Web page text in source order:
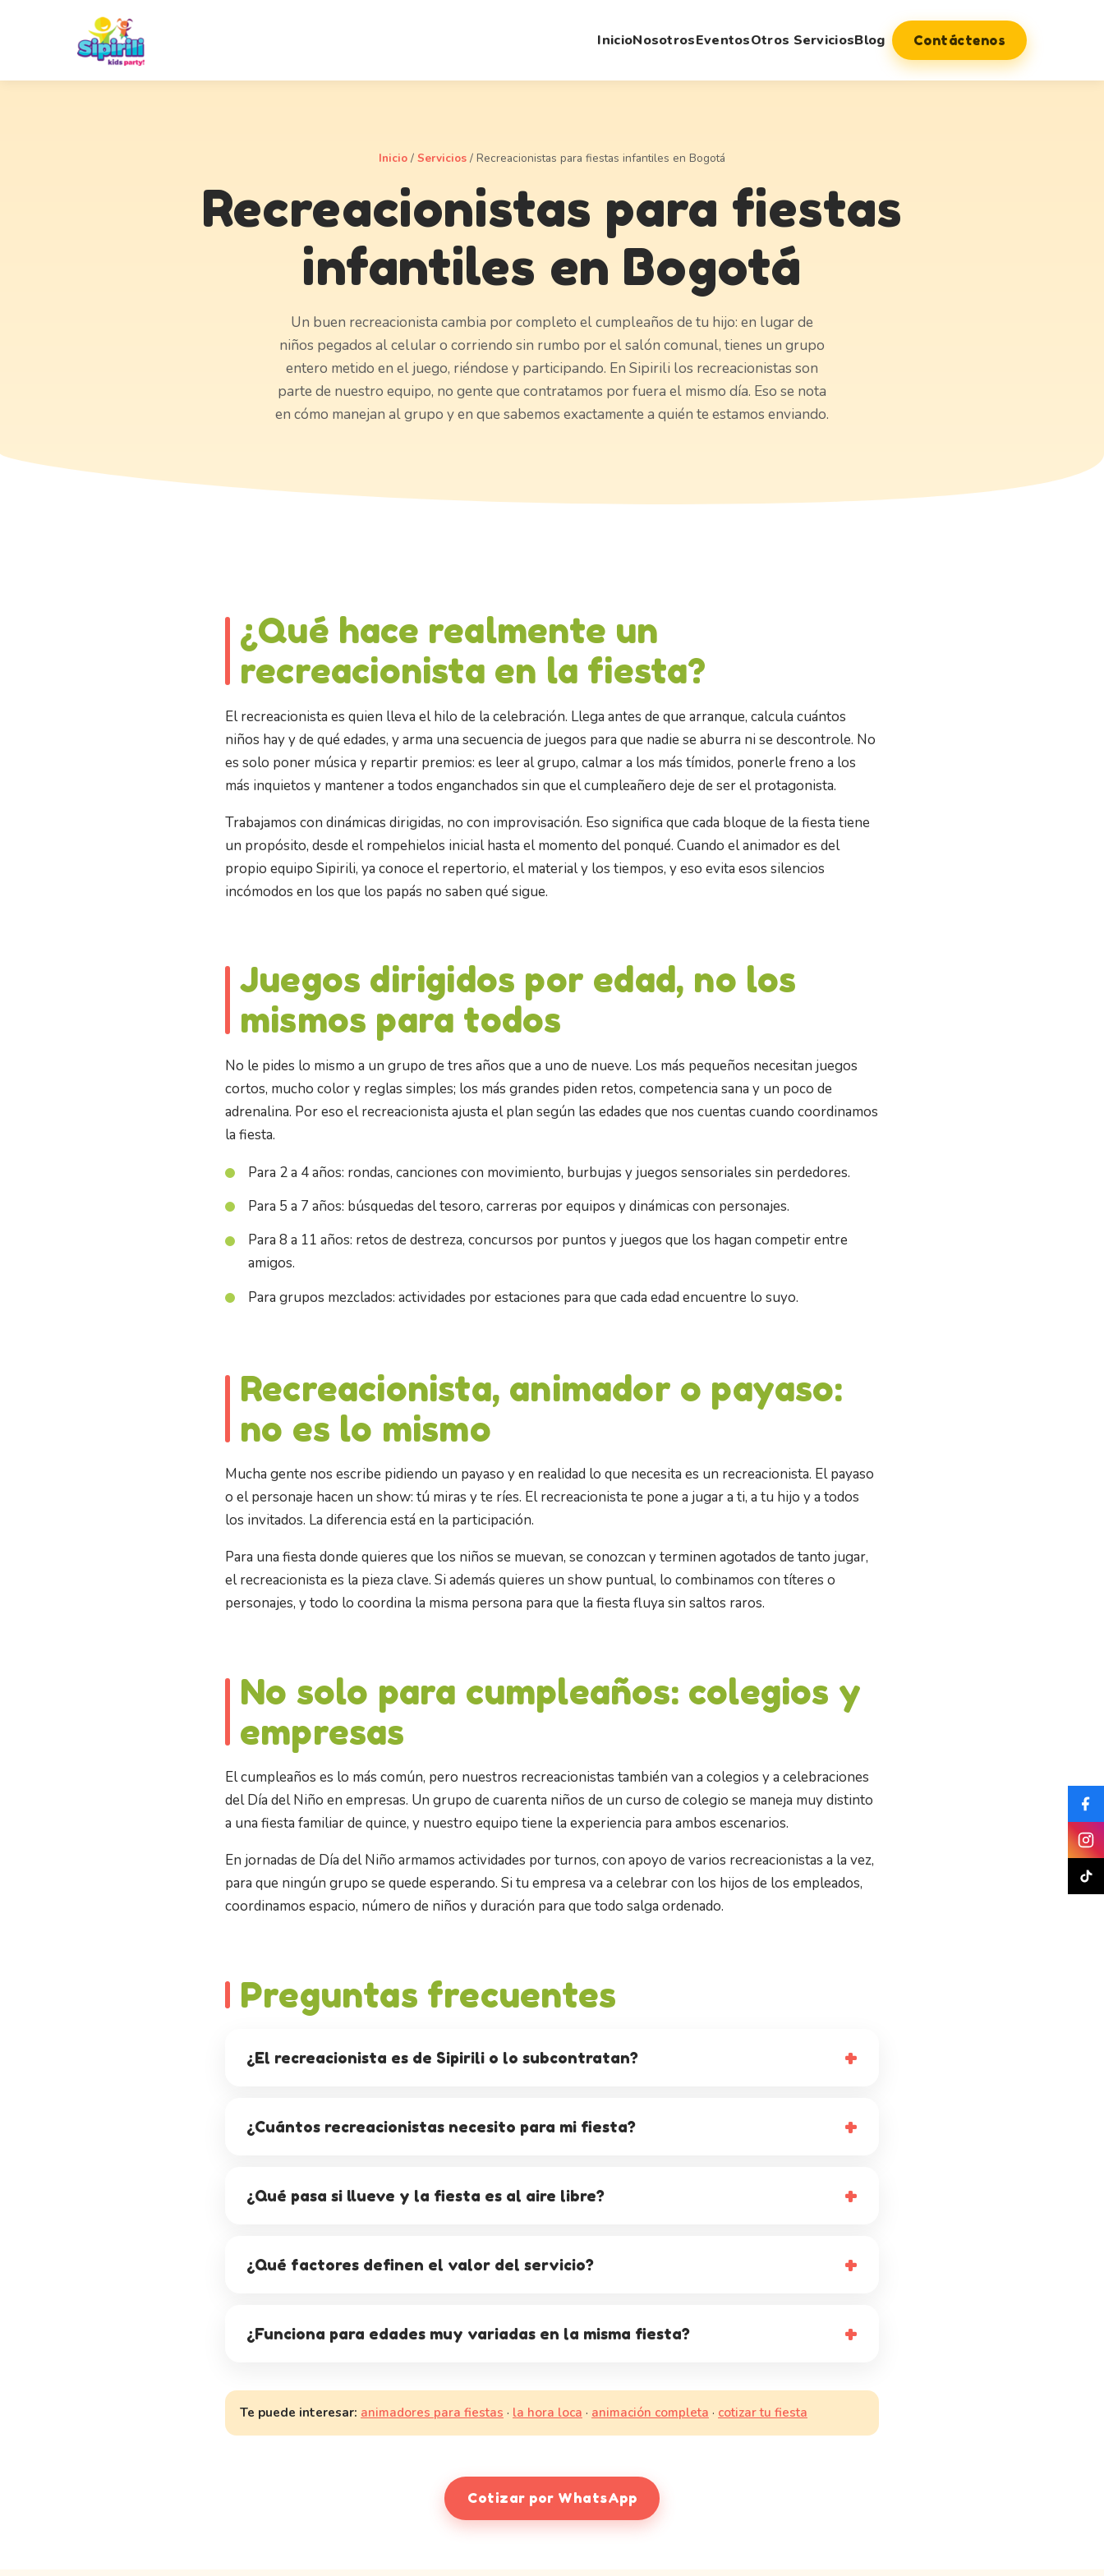
InicioNosotrosEventosOtros ServiciosBlog Contáctenos
Inicio / Servicios / Recreacionistas para fiestas infantiles en Bogotá
Recreacionistas para fiestas
infantiles en Bogotá
Un buen recreacionista cambia por completo el cumpleaños de tu hijo: en lugar de
niños pegados al celular o corriendo sin rumbo por el salón comunal, tienes un grupo
entero metido en el juego, riéndose y participando. En Sipirili los recreacionistas son
parte de nuestro equipo, no gente que contratamos por fuera el mismo día. Eso se nota
en cómo manejan al grupo y en que sabemos exactamente a quién te estamos enviando.
¿Qué hace realmente un
recreacionista en la fiesta?
El recreacionista es quien lleva el hilo de la celebración. Llega antes de que arranque, calcula cuántos
niños hay y de qué edades, y arma una secuencia de juegos para que nadie se aburra ni se descontrole. No
es solo poner música y repartir premios: es leer al grupo, calmar a los más tímidos, ponerle freno a los
más inquietos y mantener a todos enganchados sin que el cumpleañero deje de ser el protagonista.
Trabajamos con dinámicas dirigidas, no con improvisación. Eso significa que cada bloque de la fiesta tiene
un propósito, desde el rompehielos inicial hasta el momento del ponqué. Cuando el animador es del
propio equipo Sipirili, ya conoce el repertorio, el material y los tiempos, y eso evita esos silencios
incómodos en los que los papás no saben qué sigue.
Juegos dirigidos por edad, no los
mismos para todos
No le pides lo mismo a un grupo de tres años que a uno de nueve. Los más pequeños necesitan juegos
cortos, mucho color y reglas simples; los más grandes piden retos, competencia sana y un poco de
adrenalina. Por eso el recreacionista ajusta el plan según las edades que nos cuentas cuando coordinamos
la fiesta.
Para 2 a 4 años: rondas, canciones con movimiento, burbujas y juegos sensoriales sin perdedores.
Para 5 a 7 años: búsquedas del tesoro, carreras por equipos y dinámicas con personajes.
Para 8 a 11 años: retos de destreza, concursos por puntos y juegos que los hagan competir entre
amigos.
Para grupos mezclados: actividades por estaciones para que cada edad encuentre lo suyo.
Recreacionista, animador o payaso:
no es lo mismo
Mucha gente nos escribe pidiendo un payaso y en realidad lo que necesita es un recreacionista. El payaso
o el personaje hacen un show: tú miras y te ríes. El recreacionista te pone a jugar a ti, a tu hijo y a todos
los invitados. La diferencia está en la participación.
Para una fiesta donde quieres que los niños se muevan, se conozcan y terminen agotados de tanto jugar,
el recreacionista es la pieza clave. Si además quieres un show puntual, lo combinamos con títeres o
personajes, y todo lo coordina la misma persona para que la fiesta fluya sin saltos raros.
No solo para cumpleaños: colegios y
empresas
El cumpleaños es lo más común, pero nuestros recreacionistas también van a colegios y a celebraciones
del Día del Niño en empresas. Un grupo de cuarenta niños de un curso de colegio se maneja muy distinto
a una fiesta familiar de quince, y nuestro equipo tiene la experiencia para ambos escenarios.
En jornadas de Día del Niño armamos actividades por turnos, con apoyo de varios recreacionistas a la vez,
para que ningún grupo se quede esperando. Si tu empresa va a celebrar con los hijos de los empleados,
coordinamos espacio, número de niños y duración para que todo salga ordenado.
Preguntas frecuentes
¿El recreacionista es de Sipirili o lo subcontratan?
¿Cuántos recreacionistas necesito para mi fiesta?
¿Qué pasa si llueve y la fiesta es al aire libre?
¿Qué factores definen el valor del servicio?
¿Funciona para edades muy variadas en la misma fiesta?
Te puede interesar: animadores para fiestas · la hora loca · animación completa · cotizar tu fiesta
Cotizar por WhatsApp